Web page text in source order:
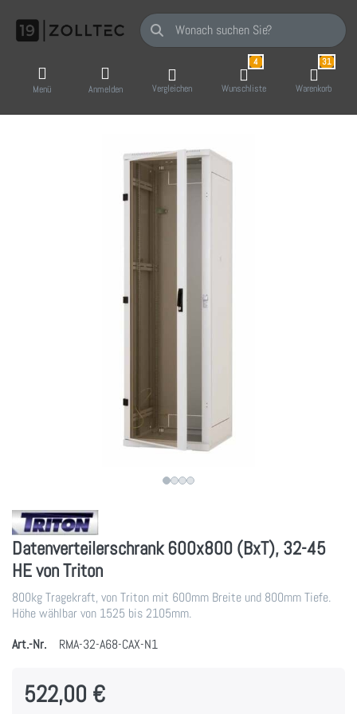
Geben Sie einen Suchbegriff ein. Während
Menü Anmelden Vergleichen
4
Wunschliste
31
Warenkorb
Datenverteilerschrank 600x800 (BxT), 32-45
HE von Triton
800kg Tragekraft, von Triton mit 600mm Breite und 800mm Tiefe.
Höhe wählbar von 1525 bis 2105mm.
Art.-Nr.
RMA-32-A68-CAX-N1
522,00 €